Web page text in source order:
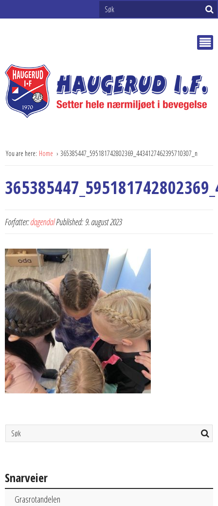
You are here: Home 365385447_595181742802369_4434127462395710307_n
Forfatter:dagendalPublished: 9. august 2023
Snarveier
Grasrotandelen